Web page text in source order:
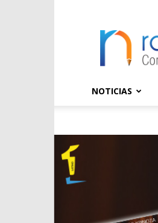
NOTICIAS